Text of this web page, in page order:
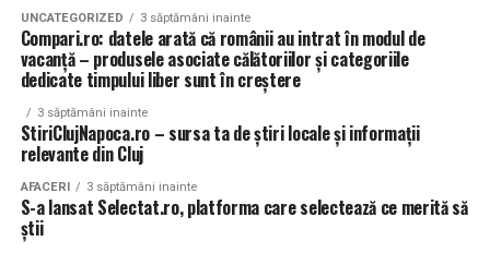
UNCATEGORIZED 3 săptămâni inainte
Compari.ro: datele arată că românii au intrat în modul de
vacanță – produsele asociate călătoriilor și categoriile
dedicate timpului liber sunt în creștere
3 săptămâni inainte
StiriClujNapoca.ro – sursa ta de știri locale și informații
relevante din Cluj
AFACERI 3 săptămâni inainte
S-a lansat Selectat.ro, platforma care selectează ce merită să
știi